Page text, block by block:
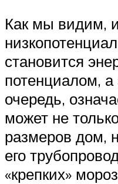
Как мы видим,
становится
потенциалом, а
очередь,
может не
размеров дом,
его
«крепких»